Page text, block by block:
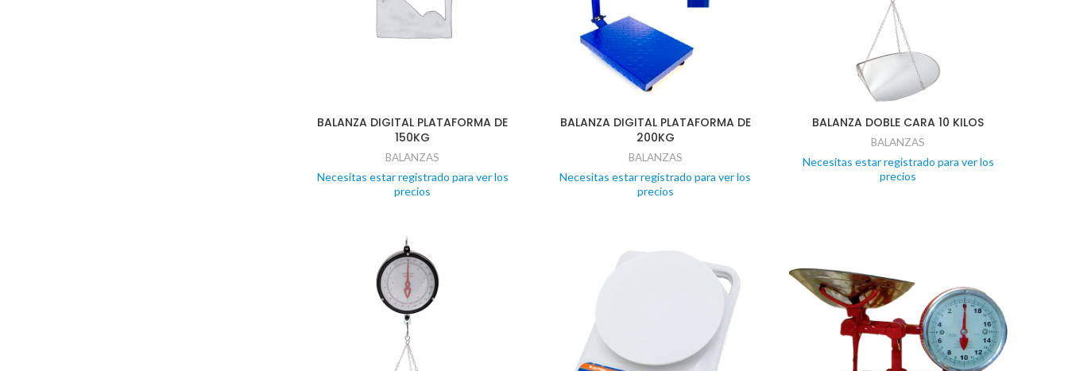
BALANZA DIGITAL PLATAFORMA DE
150KG
BALANZAS
Necesitas estar registrado para ver los
precios
BALANZA DIGITAL PLATAFORMA DE
200KG
BALANZAS
Necesitas estar registrado para ver los
precios
BALANZA DOBLE CARA 10 KILOS
BALANZAS
Necesitas estar registrado para ver los
precios